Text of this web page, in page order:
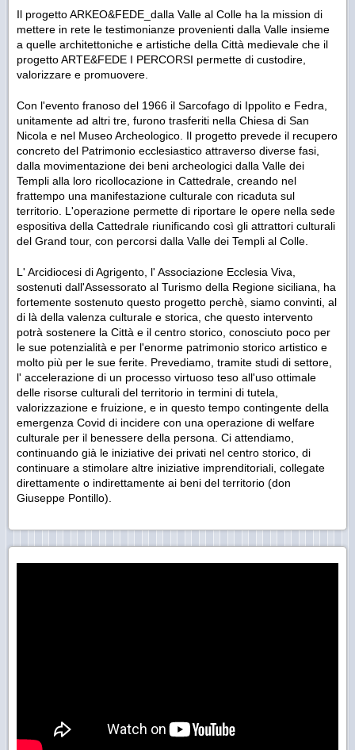
Il progetto ARKEO&FEDE_dalla Valle al Colle ha la mission di
mettere in rete le testimonianze provenienti dalla Valle insieme
a quelle architettoniche e artistiche della Città medievale che il
progetto ARTE&FEDE I PERCORSI permette di custodire,
valorizzare e promuovere.
Con l'evento franoso del 1966 il Sarcofago di Ippolito e Fedra,
unitamente ad altri tre, furono trasferiti nella Chiesa di San
Nicola e nel Museo Archeologico. Il progetto prevede il recupero
concreto del Patrimonio ecclesiastico attraverso diverse fasi,
dalla movimentazione dei beni archeologici dalla Valle dei
Templi alla loro ricollocazione in Cattedrale, creando nel
frattempo una manifestazione culturale con ricaduta sul
territorio. L'operazione permette di riportare le opere nella sede
espositiva della Cattedrale riunificando così gli attrattori culturali
del Grand tour, con percorsi dalla Valle dei Templi al Colle.
L' Arcidiocesi di Agrigento, l' Associazione Ecclesia Viva,
sostenuti dall'Assessorato al Turismo della Regione siciliana, ha
fortemente sostenuto questo progetto perchè, siamo convinti, al
di là della valenza culturale e storica, che questo intervento
potrà sostenere la Città e il centro storico, conosciuto poco per
le sue potenzialità e per l'enorme patrimonio storico artistico e
molto più per le sue ferite. Prevediamo, tramite studi di settore,
l' accelerazione di un processo virtuoso teso all'uso ottimale
delle risorse culturali del territorio in termini di tutela,
valorizzazione e fruizione, e in questo tempo contingente della
emergenza Covid di incidere con una operazione di welfare
culturale per il benessere della persona. Ci attendiamo,
continuando già le iniziative dei privati nel centro storico, di
continuare a stimolare altre iniziative imprenditoriali, collegate
direttamente o indirettamente ai beni del territorio (don
Giuseppe Pontillo).